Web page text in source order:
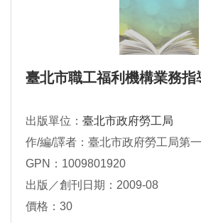
臺北市職工福利機構業務指
出版單位： 臺北市政府勞工局
作/編/譯者：臺北市政府勞工局第
GPN：1009801920
出版／創刊日期：2009-08
價格：30